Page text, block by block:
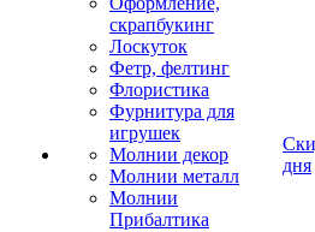
скрапбукинг
Лоскуток
Фетр, фелтинг
Флористика
Фурнитура для
игрушек
Молнии декор
Молнии металл
Молнии
Прибалтика
дня